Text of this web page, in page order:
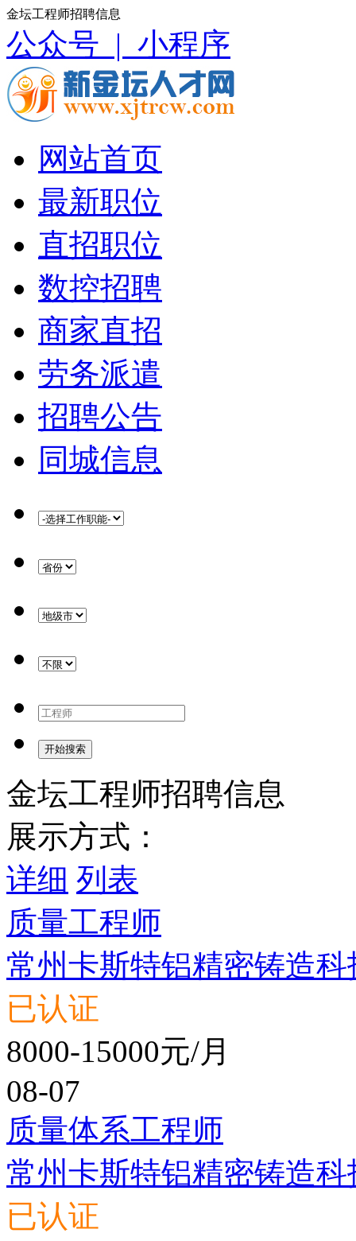
金坛工程师招聘信息
公众号 | 小程序
网站首页
最新职位
直招职位
数控招聘
商家直招
劳务派遣
招聘公告
同城信息
开始搜索
金坛工程师招聘信息
展示方式：
详细 列表
质量工程师
常州卡斯特铝精密铸造
已认证
8000-15000元/月
08-07
质量体系工程师
常州卡斯特铝精密铸造
已认证